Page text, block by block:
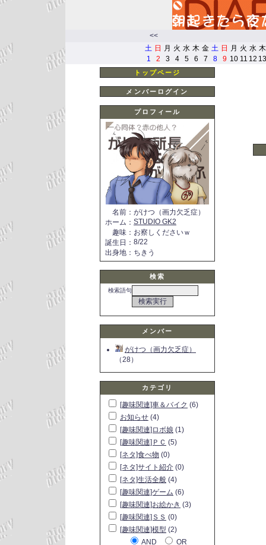
<<
土 日 月 火 水 木 金 土 日 月 火 水 木
1
2 3 4 5 6 7 8 9 10 11 12 13
トップページ
メンバーログイン
プロフィール
名前 ： がけつ（画力欠乏症）
ホーム ： STUDIO GK2
趣味 ： お察しくださいｗ
誕生日 ： 8/22
出身地 ： ちきう
検索
検索語句
メンバー
がけつ（画力欠乏症）
（28）
カテゴリ
[趣味関連]車＆バイク (6)
お知らせ (4)
[趣味関連]ロボ娘 (1)
[趣味関連]ＰＣ (5)
[ネタ]食べ物 (0)
[ネタ]サイト紹介 (0)
[ネタ]生活全般 (4)
[趣味関連]ゲーム (6)
[趣味関連]お絵かき (3)
[趣味関連]ＳＳ (0)
[趣味関連]模型 (2)
AND
OR